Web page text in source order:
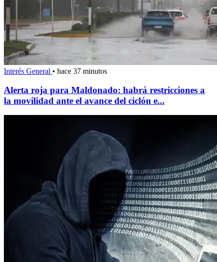
Interés General • hace 37 minutos
Alerta roja para Maldonado: habrá restricciones a
la movilidad ante el avance del ciclón e...